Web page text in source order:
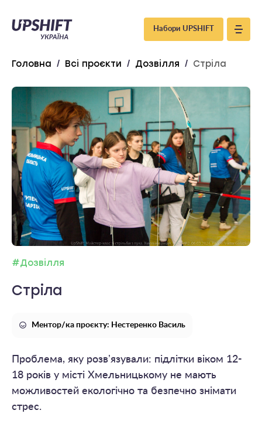
Upshift
–
Україна
Набори UPSHIFT
Головна / Всі проєкти / Дозвілля / Стріла
#Дозвілля
Стріла
Ментор/ка проєкту: Нестеренко Василь
Проблема, яку розвʼязували: підлітки віком 12-
18 років у місті Хмельницькому не мають
можливостей екологічно та безпечно знімати
стрес.